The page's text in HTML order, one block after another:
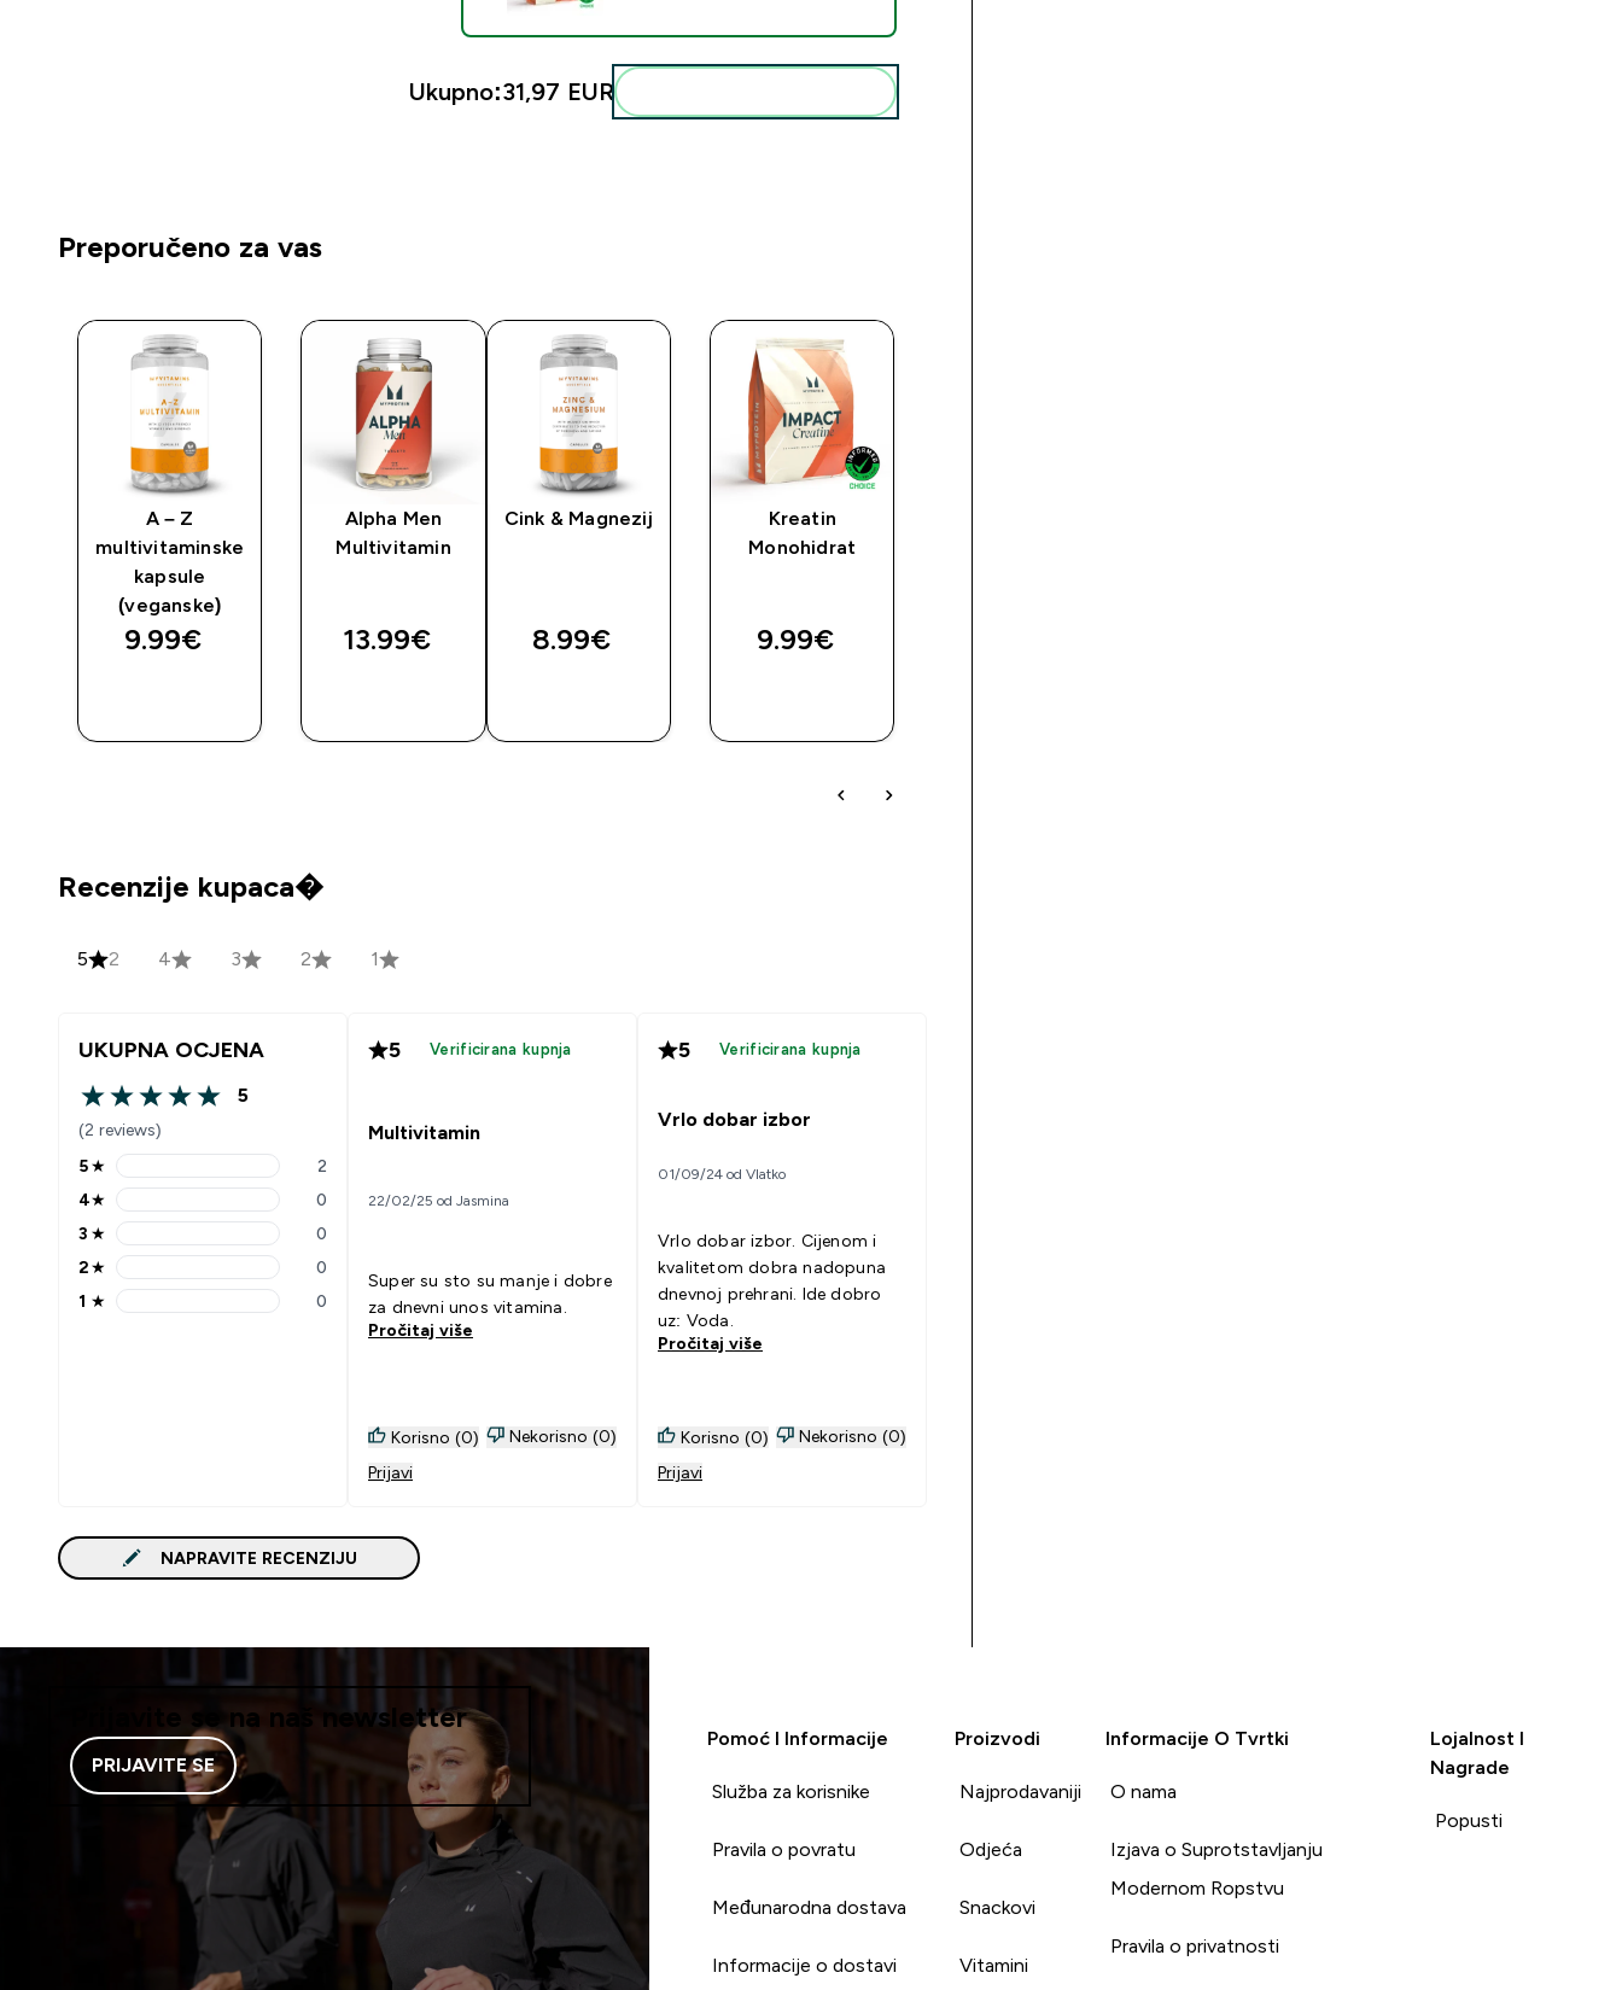
Ukupno:31,97 EUR‎
Preporučeno za vas
A – Z
multivitaminske
kapsule
(veganske)
9.99€‎
Alpha Men
Multivitamin
13.99€‎
Cink & Magnezij
8.99€‎
Kreatin
Monohidrat
9.99€‎
Recenzije kupaca�
5 2 4 3 2 1
UKUPNA OCJENA
5 out of 5 stars
5
(2 reviews)
5 stars rating 2 reviews
5★ 2
4 stars rating 0 reviews
4★ 0
3 stars rating 0 reviews
3 ★ 0
2 stars rating 0 reviews
2★ 0
1 stars rating 0 reviews
1 ★ 0
5 Verificirana kupnja
Multivitamin
22/02/25 od Jasmina
Super su sto su manje i dobre
za dnevni unos vitamina.
Pročitaj više
Korisno (0)
Nekorisno (0)
Prijavi
5 Verificirana kupnja
Vrlo dobar izbor
01/09/24 od Vlatko
Vrlo dobar izbor. Cijenom i
kvalitetom dobra nadopuna
dnevnoj prehrani. Ide dobro
uz: Voda.
Pročitaj više
Korisno (0)
Nekorisno (0)
Prijavi
NAPRAVITE RECENZIJU
Prijavite se na naš newsletter
PRIJAVITE SE
Pomoć I Informacije
Služba za korisnike
Pravila o povratu
Međunarodna dostava
Informacije o dostavi
Proizvodi
Najprodavaniji
Odjeća
Snackovi
Vitamini
Informacije O Tvrtki
O nama
Izjava o Suprotstavljanju
Modernom Ropstvu
Pravila o privatnosti
Lojalnost I
Nagrade
Popusti